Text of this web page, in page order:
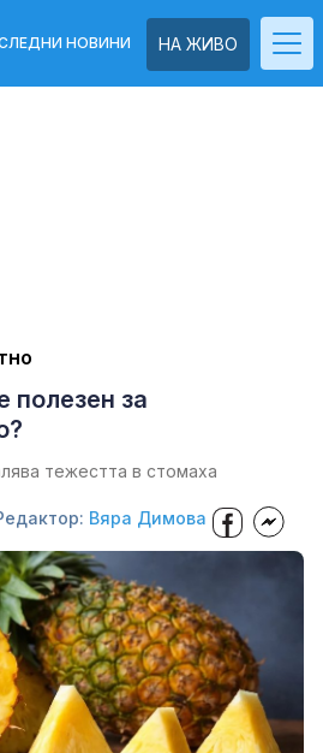
НА ЖИВО
НОВИНИ
полезен за
тежестта в стомаха
Вяра Димова